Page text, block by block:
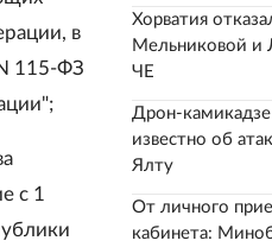
в
115-ФЗ
с 1
Хорватия
Мельниковой и
ЧЕ
Дрон-
известно об
Ялту
От личного
кабинета: